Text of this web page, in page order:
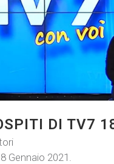
DI TV7
Gennaio 2021.